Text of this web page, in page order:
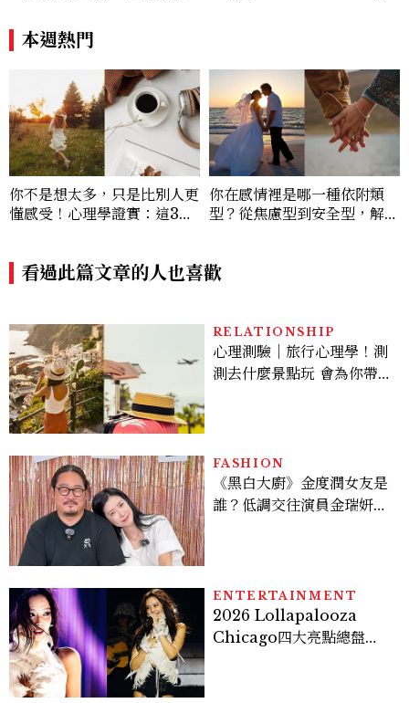
低調千金？
本週熱門
你不是想太多，只是比別人更
懂感受！心理學證實：這3種
你在感情裡是哪一種依附類
型？從焦慮型到安全型，解析
看過此篇文章的人也喜歡
RELATIONSHIP
心理測驗｜旅行心理學！測
測去什麼景點玩 會為你帶來
FASHION
《黑白大廚》金度潤女友是
誰？低調交往演員金瑞妍、
ENTERTAINMENT
2026 Lollapalooza
Chicago四大亮點總盤